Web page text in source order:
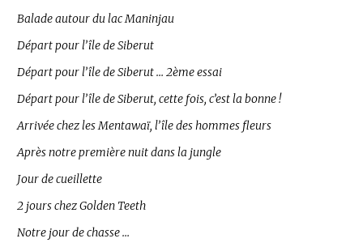
Balade autour du lac Maninjau
Départ pour l’île de Siberut
Départ pour l’île de Siberut … 2ème essai
Départ pour l’île de Siberut, cette fois, c’est la bonne !
Arrivée chez les Mentawaï, l’île des hommes fleurs
Après notre première nuit dans la jungle
Jour de cueillette
2 jours chez Golden Teeth
Notre jour de chasse …